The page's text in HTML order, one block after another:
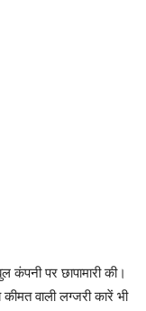
पर छापामारी की।
वाली लग्जरी कारें भी